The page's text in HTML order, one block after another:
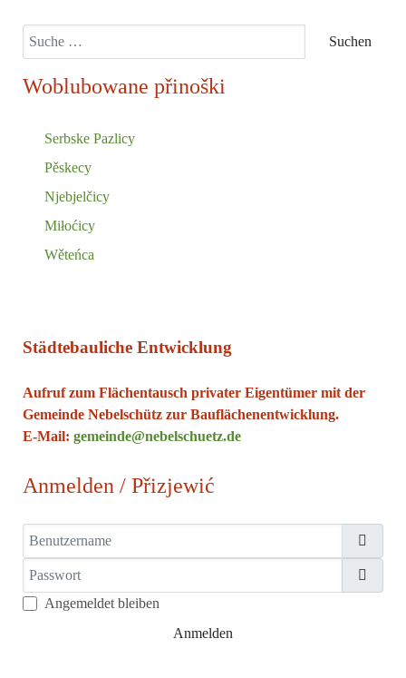
Suchen Suchen
Woblubowane přinoški
Serbske Pazlicy
Pěskecy
Njebjelčicy
Miłoćicy
Wěteńca
Städtebauliche Entwicklung
Aufruf zum Flächentausch privater Eigentümer mit der
Gemeinde Nebelschütz zur Bauflächenentwicklung.
E-Mail: gemeinde@nebelschuetz.de
Anmelden / Přizjewić
Benutzername
Passwort
Angemeldet bleiben
Anmelden